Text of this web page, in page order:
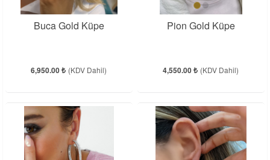
Buca Gold Küpe
6,950.00 ₺ (KDV Dahil)
Pion Gold Küpe
4,550.00 ₺ (KDV Dahil)